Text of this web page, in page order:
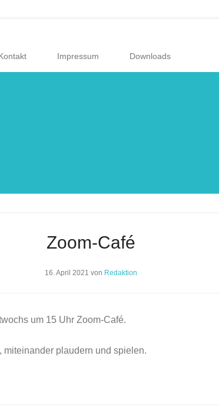
Impressum Downloads
Zoom-Café
16. April 2021 von Redaktion
um 15 Uhr Zoom-Café.
miteinander plaudern und spielen.